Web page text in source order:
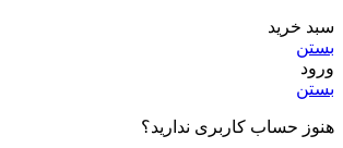
سبد خرید
بستن
ورود
بستن
هنوز حساب کاربری ندارید؟